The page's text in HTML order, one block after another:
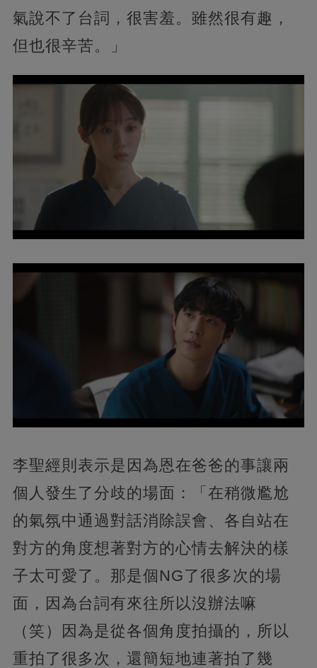
氣說不了台詞，很害羞。雖然很有趣，
但也很辛苦。」
李聖經則表示是因為恩在爸爸的事讓兩
個人發生了分歧的場面：「在稍微尷尬
的氣氛中通過對話消除誤會、各自站在
對方的角度想著對方的心情去解決的樣
子太可愛了。那是個NG了很多次的場
面，因為台詞有來往所以沒辦法嘛
（笑）因為是從各個角度拍攝的，所以
重拍了很多次，還簡短地連著拍了幾